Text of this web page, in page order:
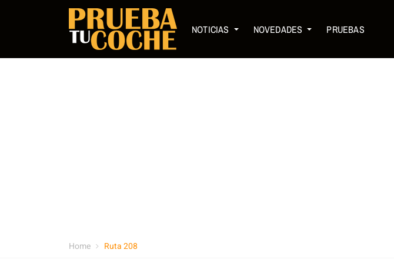
NOTICIAS NOVEDADES PRUEBAS
Home Ruta 208